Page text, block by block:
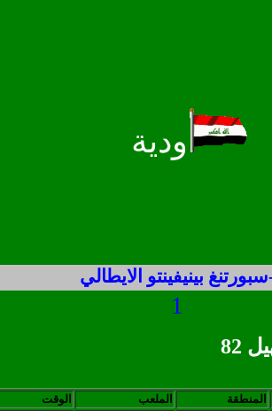
ودية
بينيفينتو الايطالي
الوقت الملعب المنطقة
1
عبد الوهاب ابو الهيل 82